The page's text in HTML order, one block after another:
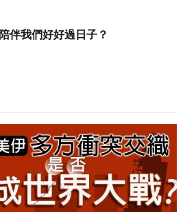
伴我們好好過日子？